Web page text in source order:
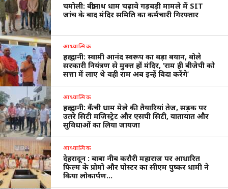
चमोली: बद्रीनाथ धाम चढ़ावे गड़बड़ी मामले में SIT
जांच के बाद मंदिर समिति का कर्मचारी गिरफ्तार
आध्यात्मिक
हल्द्वानी: स्वामी आनंद स्वरूप का बड़ा बयान, बोले
सरकारी नियंत्रण से मुक्त हों मंदिर, ‘राम ही बीजेपी को
सत्ता में लाए थे वही राम अब इन्हें विदा करेंगे’
आध्यात्मिक
हल्द्वानी: कैंची धाम मेले की तैयारियां तेज, सड़क पर
उतरे सिटी मजिस्ट्रेट और एसपी सिटी, यातायात और
सुविधाओं का लिया जायजा
आध्यात्मिक
देहरादून : बाबा नीब करौरी महाराज पर आधारित
फिल्म के प्रोमो और पोस्टर का सीएम पुष्कर धामी ने
किया लोकार्पण…